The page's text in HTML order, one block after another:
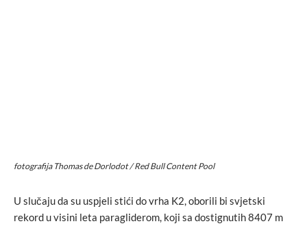
fotografija Thomas de Dorlodot / Red Bull Content Pool
U slučaju da su uspjeli stići do vrha K2, oborili bi svjetski
rekord u visini leta paragliderom, koji sa dostignutih 8407 m